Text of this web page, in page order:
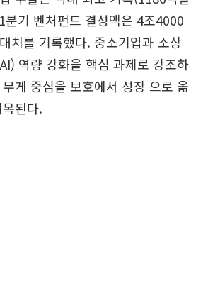
분기 벤처펀드 결성액은 4조4000
치를 기록했다. 중소기업과 소상
역량 강화을 핵심 과제로 강조하
게 중심을 보호에서 성장 으로 옮
된다.